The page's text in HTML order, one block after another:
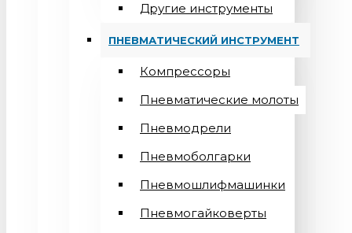
Другие инструменты
ПНЕВМАТИЧЕСКИЙ ИНСТРУМЕНТ
Компрессоры
Пневматические молоты
Пневмодрели
Пневмоболгарки
Пневмошлифмашинки
Пневмогайковерты